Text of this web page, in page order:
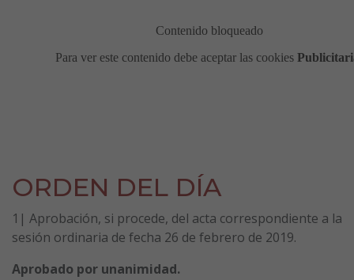
ORDEN DEL DÍA
1| Aprobación, si procede, del acta correspondiente a la
sesión ordinaria de fecha 26 de febrero de 2019.
Aprobado por unanimidad.